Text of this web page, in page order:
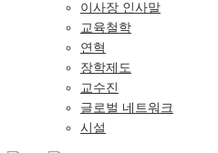
이사장 인사말
교육철학
연혁
장학제도
교수진
글로벌 네트워크
시설